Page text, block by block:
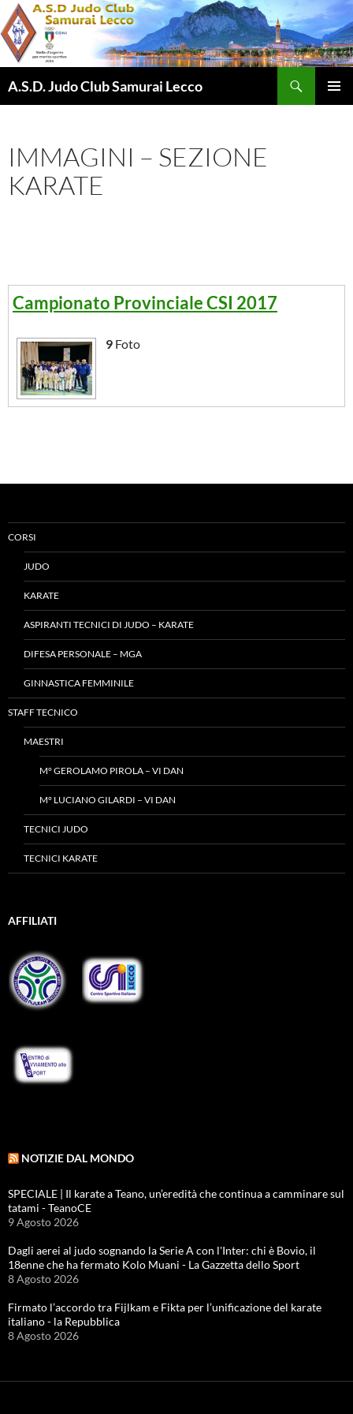
Vai
al
contenuto
A.S.D. Judo Club Samurai Lecco
IMMAGINI – SEZIONE
KARATE
Campionato Provinciale CSI 2017
9 Foto
CORSI
JUDO
KARATE
ASPIRANTI TECNICI DI JUDO – KARATE
DIFESA PERSONALE – MGA
GINNASTICA FEMMINILE
STAFF TECNICO
MAESTRI
M° GEROLAMO PIROLA – VI DAN
M° LUCIANO GILARDI – VI DAN
TECNICI JUDO
TECNICI KARATE
AFFILIATI
NOTIZIE DAL MONDO
SPECIALE | Il karate a Teano, un’eredità che continua a camminare sul
tatami - TeanoCE
9 Agosto 2026
Dagli aerei al judo sognando la Serie A con l'Inter: chi è Bovio, il
18enne che ha fermato Kolo Muani - La Gazzetta dello Sport
8 Agosto 2026
Firmato l’accordo tra Fijlkam e Fikta per l’unificazione del karate
italiano - la Repubblica
8 Agosto 2026